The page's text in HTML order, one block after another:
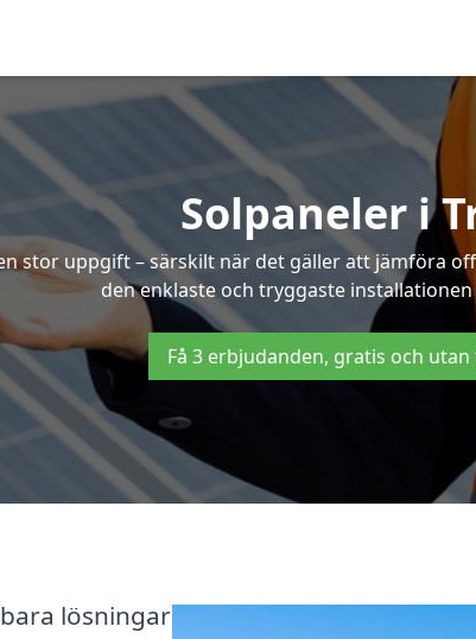
Solpaneler i
stor uppgift – särskilt när det gäller att jämföra
den enklaste och tryggaste installationen
Få 3 erbjudanden, gratis och
lösningar